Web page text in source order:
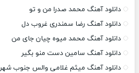
دانلود آهنگ محمد صدرا من و تو
دانلود آهنگ رضا سمندری غروب دل
دانلود آهنگ محمد میوه چیان جای من
دانلود آهنگ سامین دست منو بگیر
دانلود آهنگ میثم غلامی والس جنوب شهر